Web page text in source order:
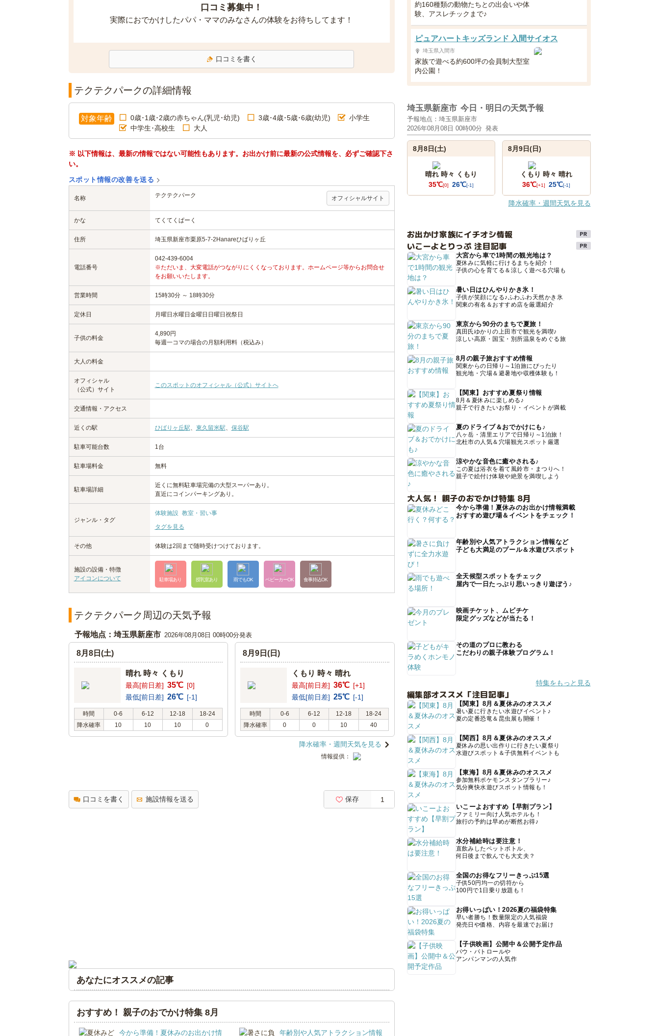
口コミ募集中！
実際におでかけしたパパ・ママのみなさんの体験をお待ちしてます！
口コミを書く
テクテクパークの詳細情報
対象年齢 0歳･1歳･2歳の赤ちゃん(乳児･幼児) 3歳･4歳･5歳･6歳(幼児)
小学生
中学生･高校生
大人
※ 以下情報は、最新の情報ではない可能性もあります。お出かけ前に最新の公式情報を、必ずご確認下さ
い。
スポット情報の改善を送る
名称 テクテクパーク オフィシャルサイト
かな てくてくぱーく
住所 埼玉県新座市栗原5-7-2Hanareひばりヶ丘
電話番号
042-439-6004
※ただいま、大変電話がつながりにくくなっております。ホームページ等からお問合せ
をお願いいたします。
営業時間 15時30分 ～ 18時30分
定休日 月曜日 水曜日 金曜日 日曜日 祝祭日
子供の料金
4,890円
毎週一コマの場合の月額利用料（税込み）
大人の料金
オフィシャル
（公式）サイト
このスポットのオフィシャル（公式）サイトへ
交通情報・アクセス
近くの駅 ひばりヶ丘駅、 東久留米駅、 保谷駅
駐車可能台数 1台
駐車場料金 無料
駐車場詳細
近くに無料駐車場完備の大型スーパーあり。
直近にコインパーキングあり。
ジャンル・タグ
体験施設 教室・習い事
タグを見る
その他 体験は2回まで随時受けつけております。
施設の設備・特徴
アイコンについて
駐車場あり 授乳室あり 雨でもOK ベビーカーOK 食事持込OK
テクテクパーク周辺の天気予報
予報地点：埼玉県新座市 2026年08月08日 00時00分発表
8月8日(土)
晴れ 時々 くもり
最高[前日差] 35℃ [0]
最低[前日差] 26℃ [-1]
時間 0-6 6-12 12-18
18-24
降水確率
10 10 10 0
8月9日(日)
くもり 時々 晴れ
最高[前日差] 36℃ [+1]
最低[前日差] 25℃ [-1]
時間 0-6 6-12 12-18
18-24
降水確率
0 0 10 40
降水確率・週間天気を見る
情報提供：
口コミを書く 施設情報を送る 保存 1
あなたにオススメの記事
おすすめ！ 親子のおでかけ特集 8月
今から準備！夏休みのお出かけ情 年齢別や人気アトラクション情報
約160種類の動物たちとの出会いや体
験、アスレチックまで♪
ピュアハートキッズランド 入間サイオス
埼玉県入間市
家族で遊べる約600坪の会員制大型室
内公園！
埼玉県新座市 今日・明日の天気予報
予報地点：埼玉県新座市
2026年08月08日 00時00分 発表
8月8日(土)
晴れ 時々 くもり
35℃[0] 26℃[-1]
8月9日(日)
くもり 時々 晴れ
36℃[+1] 25℃[-1]
降水確率・週間天気を見る
お出かけ家族にイチオシ情報
いこーよとりっぷ 注目記事
大宮から車で1時間の観光地は？
夏休みに気軽に行けるまちを紹介！
子供の心を育てる＆涼しく遊べる穴場も
暑い日はひんやりかき氷！
子供が笑顔になる♪ふわふわ天然かき氷
関東の有名＆おすすめ店を厳選紹介
東京から90分のまちで夏旅！
真田氏ゆかりの上田市で観光を満喫♪
涼しい高原・国宝・別所温泉をめぐる旅
8月の親子旅おすすめ情報
関東からの日帰り～1泊旅にぴったり
観光地・穴場＆避暑地や収穫体験も！
【関東】おすすめ夏祭り情報
8月＆夏休みに楽しめる♪
親子で行きたいお祭り・イベントが満載
夏のドライブ＆おでかけにも♪
八ヶ岳・清里エリアで日帰り～1泊旅！
北杜市の人気＆穴場観光スポット厳選
涼やかな音色に癒やされる♪
この夏は浴衣を着て風鈴市・まつりへ！
親子で絵付け体験や絶景を満喫しよう
大人気！ 親子のおでかけ特集 8月
今から準備！夏休みのお出かけ情報満載
おすすめ遊び場＆イベントをチェック！
年齢別や人気アトラクション情報など
子ども大満足のプール＆水遊びスポット
全天候型スポットをチェック
屋内で一日たっぷり思いっきり遊ぼう♪
映画チケット、ムビチケ
限定グッズなどが当たる！
その道のプロに教わる
こだわりの親子体験プログラム！
特集をもっと見る
編集部オススメ「注目記事」
【関東】8月＆夏休みのオススメ
暑い夏に行きたい水遊びイベント♪
夏の定番恐竜＆昆虫展も開催！
【関西】8月＆夏休みのオススメ
夏休みの思い出作りに行きたい夏祭り
水遊びスポット＆子供無料イベントも
【東海】8月＆夏休みのオススメ
参加無料ポケモンスタンプラリー♪
気分爽快水遊びスポット情報も！
いこーよおすすめ【早割プラン】
ファミリー向け人気ホテルも！
旅行の予約は早めが断然お得♪
水分補給時は要注意！
直飲みしたペットボトル、
何日後まで飲んでも大丈夫？
全国のお得なフリーきっぷ15選
子供50円均一の切符から
100円で1日乗り放題も！
お得いっぱい！2026夏の福袋特集
早い者勝ち！数量限定の人気福袋
発売日や価格、内容を最速でお届け
【子供映画】公開中＆公開予定作品
パウ・パトロールや
アンパンマンの人気作